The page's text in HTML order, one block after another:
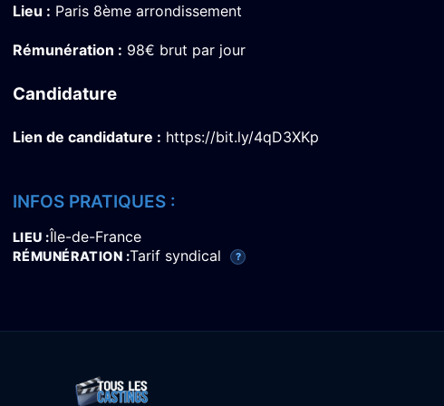
Lieu : Paris 8ème arrondissement
Rémunération : 98€ brut par jour
Candidature
Lien de candidature : https://bit.ly/4qD3XKp
INFOS PRATIQUES :
LIEU Île-de-France
RÉMUNÉRATION Tarif syndical ?